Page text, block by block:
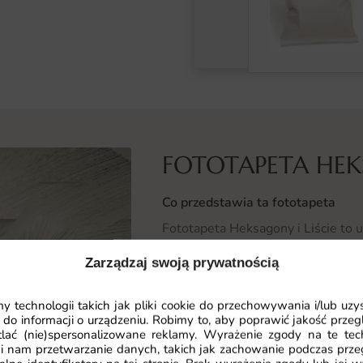
Zarządzaj swoją prywatnością
technologii takich jak pliki cookie do przechowywania i/lub
informacji o urządzeniu. Robimy to, aby poprawić jakość
(nie)spersonalizowane reklamy. Wyrażenie zgody na te
nam przetwarzanie danych, takich jak zachowanie podczas
FOTOTAPETA
Co przedstawia ta fototapeta
Fototapeta Heksagony i Liście to
geometrycznych z naturalnymi
między stylem a naturą. Wzór
zieleni i błękitu, które są
sprawia, że przestrzeń staje się
się w najnowsze trendy